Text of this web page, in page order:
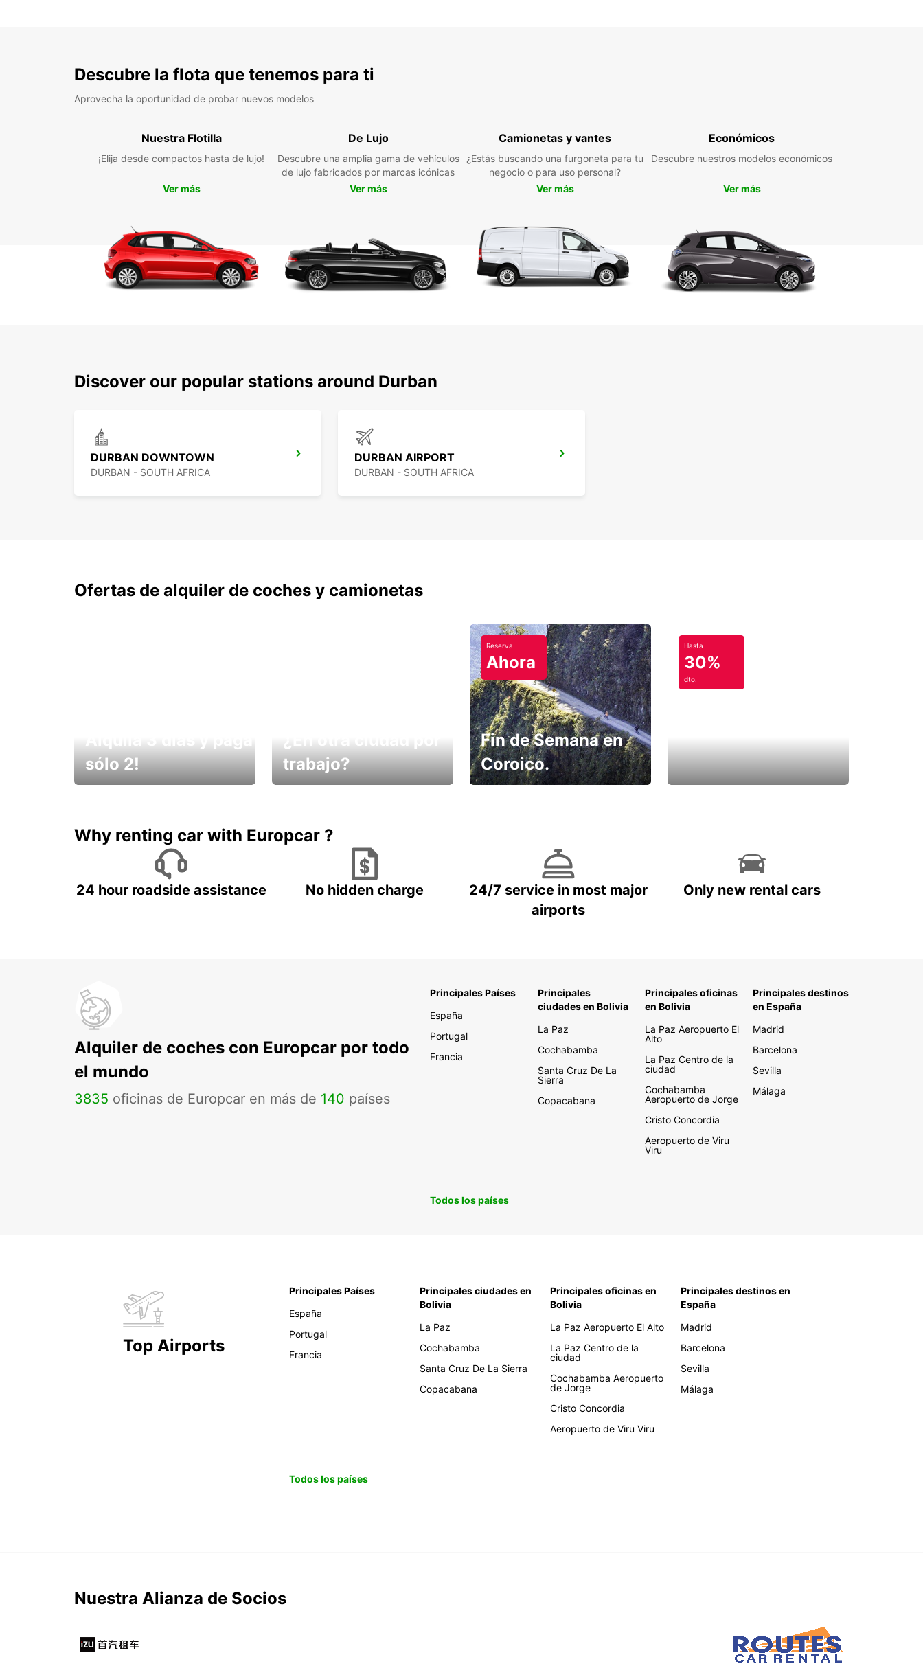
su vibrante vida nocturna y su deliciosa gastronomía.
lugares emblemáticos como el Paseo Marítimo de
Golden Mile, el Parque Safari Hluhluwe Imfolozi o el
icónico estadio Moses Mabhida.
con Europcar
En Europcar Durban, nos comprometemos a brindarte
un servicio de calidad para que disfrutes al máximo de
Descubre la flota que tenemos para ti
Aprovecha la oportunidad de probar nuevos modelos
Nuestra Flotilla
¡Elija desde compactos hasta de lujo!
Ver más
De Lujo
Descubre una amplia gama de vehículos
de lujo fabricados por marcas icónicas
Ver más
Camionetas y vantes
¿Estás buscando una furgoneta para tu
negocio o para uso personal?
Ver más
Económicos
Descubre nuestros modelos económicos
Ver más
Discover our popular stations around Durban
DURBAN DOWNTOWN
DURBAN - SOUTH AFRICA
DURBAN AIRPORT
DURBAN - SOUTH AFRICA
Ofertas de alquiler de coches y camionetas
sólo 2!
trabajo?
Reserva
Ahora
Fin de Semana en
Coroico.
Hasta
30%
dto.
Why renting car with Europcar ?
24 hour roadside assistance No hidden charge
24/7 service in most major
airports
Only new rental cars
Alquiler de coches con Europcar por todo
el mundo
3835 oficinas de Europcar en más de 140 países
Principales Países
España
Portugal
Francia
Principales
ciudades en Bolivia
La Paz
Cochabamba
Santa Cruz De La
Sierra
Copacabana
Principales oficinas
en Bolivia
La Paz Aeropuerto El
Alto
La Paz Centro de la
ciudad
Cochabamba
Aeropuerto de Jorge
Cristo Concordia
Aeropuerto de Viru
Viru
Principales destinos
en España
Madrid
Barcelona
Sevilla
Málaga
Todos los países
Top Airports
Principales Países
España
Portugal
Francia
Principales ciudades en
Bolivia
La Paz
Cochabamba
Santa Cruz De La Sierra
Copacabana
Principales oficinas en
Bolivia
La Paz Aeropuerto El Alto
La Paz Centro de la
ciudad
Cochabamba Aeropuerto
de Jorge
Cristo Concordia
Aeropuerto de Viru Viru
Principales destinos en
España
Madrid
Barcelona
Sevilla
Málaga
Todos los países
Nuestra Alianza de Socios